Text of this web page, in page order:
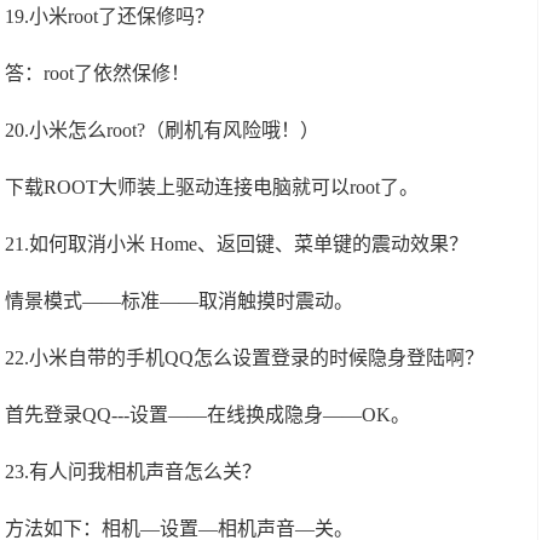
19.小米root了还保修吗？
答：root了依然保修！
20.小米怎么root?（刷机有风险哦！）
下载ROOT大师装上驱动连接电脑就可以root了。
21.如何取消小米 Home、返回键、菜单键的震动效果？
情景模式——标准——取消触摸时震动。
22.小米自带的手机QQ怎么设置登录的时候隐身登陆啊？
首先登录QQ---设置——在线换成隐身——OK。
23.有人问我相机声音怎么关？
方法如下：相机—设置—相机声音—关。